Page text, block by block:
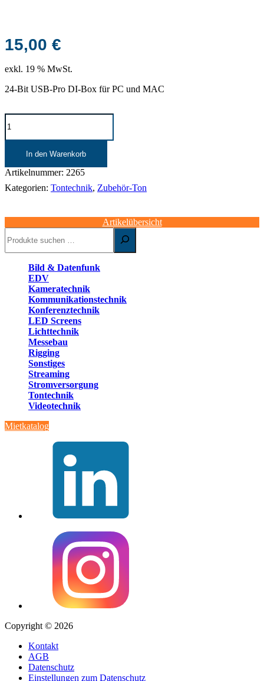
15,00 €
exkl. 19 % MwSt.
24-Bit USB-Pro DI-Box für PC und MAC
DI-
Box
|
PC
Mac
In den Warenkorb
Artikelnummer: 2265
Kategorien: Tontechnik, Zubehör-Ton
Artikelübersicht
Bild & Datenfunk
EDV
Kameratechnik
Kommunikationstechnik
Konferenztechnik
LED Screens
Lichttechnik
Messebau
Rigging
Sonstiges
Streaming
Stromversorgung
Tontechnik
Videotechnik
Mietkatalog
Copyright © 2026
Kontakt
AGB
Datenschutz
Einstellungen zum Datenschutz